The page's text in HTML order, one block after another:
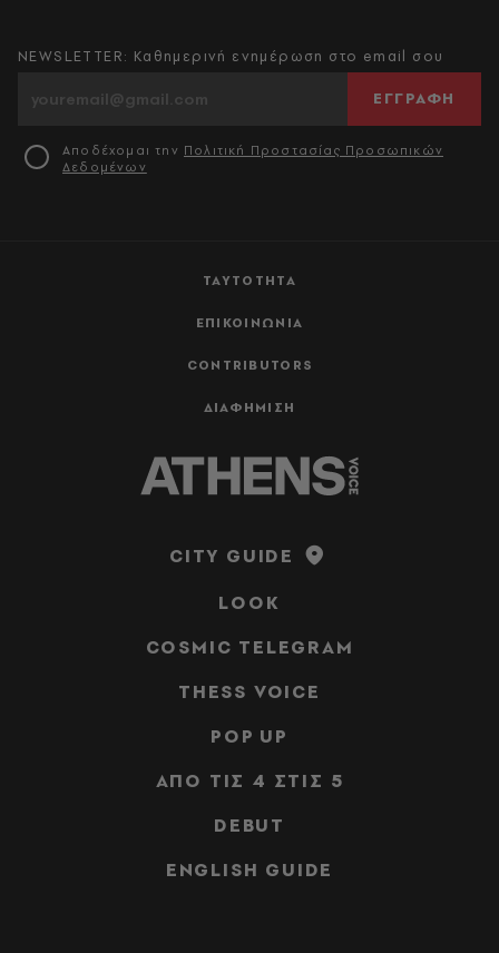
ΤΑΥΤΟΤΗΤΑ
ΕΠΙΚΟΙΝΩΝΙΑ
CONTRIBUTORS
ΔΙΑΦΗΜΙΣΗ
NEWSLETTER: Καθημερινή ενημέρωση στο email σου
ΕΓΓΡΑΦΗ
Αποδέχομαι την Πολιτική Προστασίας Προσωπικών
Δεδομένων
CITY GUIDE
LOOK
COSMIC TELEGRAM
THESS VOICE
POP UP
ΑΠΟ ΤΙΣ 4 ΣΤΙΣ 5
DEBUT
ENGLISH GUIDE